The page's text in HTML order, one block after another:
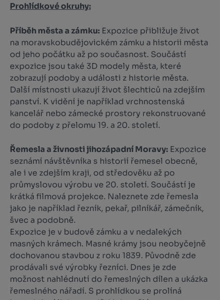
Prohlídkové okruhy:
Příběh města a zámku: Expozice přibližuje život
na moravskobudějovickém zámku a historii města
od jeho počátku až po současnost. Součástí
expozice jsou také 3D modely města, které
zobrazují podoby a události z historie města.
Další místnosti ukazují život šlechticů na zdejším
panství. K vidění je například vrchnostenská
kancelář nebo zámecké prostory rekonstruované
do podoby z přelomu 19. a 20. století.
Řemesla a živnosti jihozápadní Moravy: Expozice
seznámí návštěvníka s historií řemesel obecně,
ale i ve zdejším kraji, od středověku až po
průmyslovou výrobu ve 20. století. Součástí je
krátká filmová projekce. Naleznete zde řemesla
jako je například řezník, pekař, pilníkář, zámečník,
švec a podobně.
Expozice je v budově zámku a v nedalekých
masných krámech. Masné krámy jsou neobyčejně
dochovanou stavbou z roku 1839. Původně zde
prodávali své výrobky řezníci. Dnes je zde
možnost nahlédnutí do řemeslných dílen a ukázka
řemeslného nářadí. S prohlídkou se prolíná